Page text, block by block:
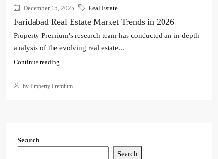
December 15, 2025 Real Estate
Faridabad Real Estate Market Trends in 2026
Property Premium's research team has conducted an in-depth
analysis of the evolving real estate...
Continue reading
by Property Premium
Search
Search